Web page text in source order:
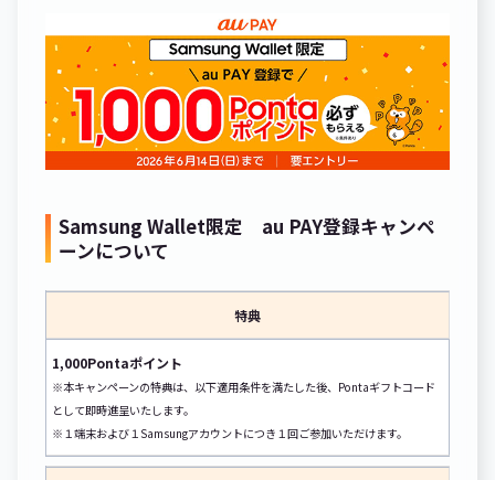
Samsung Wallet限定 au PAY登録キャンペ
ーンについて
特典
1,000Pontaポイント
※本キャンペーンの特典は、以下適用条件を満たした後、Pontaギフトコード
として即時進呈いたします。
※１端末および１Samsungアカウントにつき１回ご参加いただけます。